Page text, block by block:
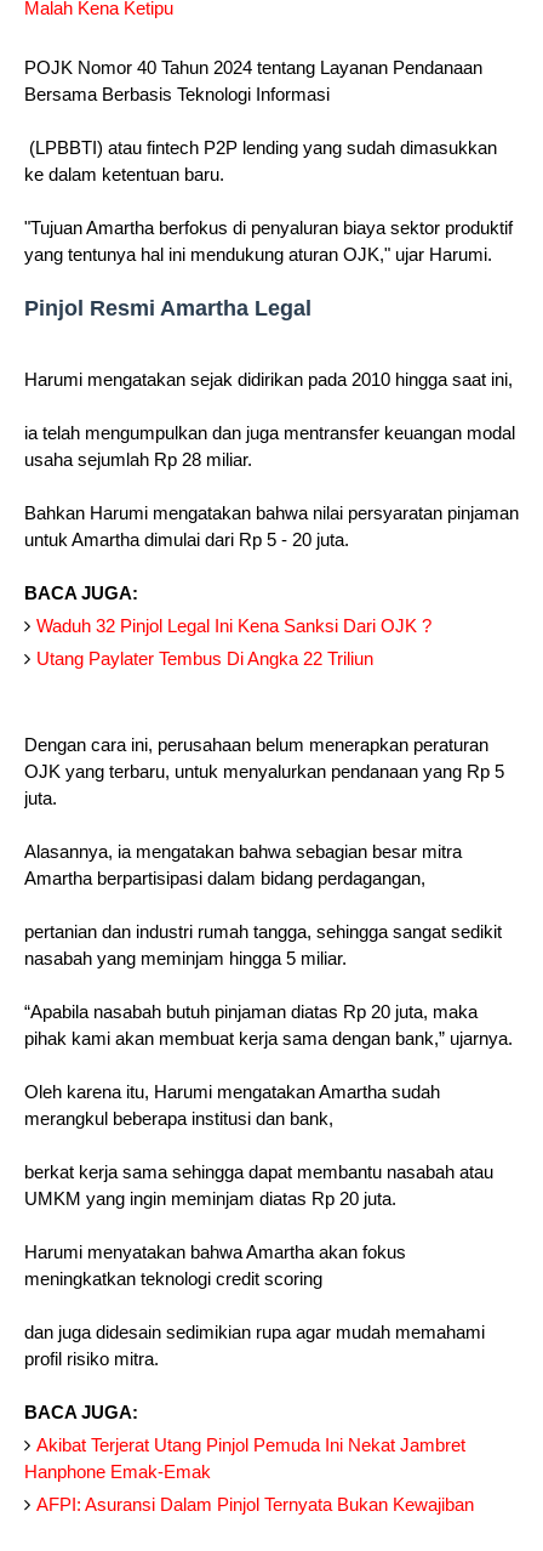
Malah Kena Ketipu
POJK Nomor 40 Tahun 2024 tentang Layanan Pendanaan
Bersama Berbasis Teknologi Informasi
(LPBBTI) atau fintech P2P lending yang sudah dimasukkan
ke dalam ketentuan baru.
"Tujuan Amartha berfokus di penyaluran biaya sektor produktif
yang tentunya hal ini mendukung aturan OJK," ujar Harumi.
Pinjol Resmi Amartha Legal
Harumi mengatakan sejak didirikan pada 2010 hingga saat ini,
ia telah mengumpulkan dan juga mentransfer keuangan modal
usaha sejumlah Rp 28 miliar.
Bahkan Harumi mengatakan bahwa nilai persyaratan pinjaman
untuk Amartha dimulai dari Rp 5 - 20 juta.
BACA JUGA:
Waduh 32 Pinjol Legal Ini Kena Sanksi Dari OJK ?
Utang Paylater Tembus Di Angka 22 Triliun
Dengan cara ini, perusahaan belum menerapkan peraturan
OJK yang terbaru, untuk menyalurkan pendanaan yang Rp 5
juta.
Alasannya, ia mengatakan bahwa sebagian besar mitra
Amartha berpartisipasi dalam bidang perdagangan,
pertanian dan industri rumah tangga, sehingga sangat sedikit
nasabah yang meminjam hingga 5 miliar.
“Apabila nasabah butuh pinjaman diatas Rp 20 juta, maka
pihak kami akan membuat kerja sama dengan bank,” ujarnya.
Oleh karena itu, Harumi mengatakan Amartha sudah
merangkul beberapa institusi dan bank,
berkat kerja sama sehingga dapat membantu nasabah atau
UMKM yang ingin meminjam diatas Rp 20 juta.
Harumi menyatakan bahwa Amartha akan fokus
meningkatkan teknologi credit scoring
dan juga didesain sedimikian rupa agar mudah memahami
profil risiko mitra.
BACA JUGA:
Akibat Terjerat Utang Pinjol Pemuda Ini Nekat Jambret
Hanphone Emak-Emak
AFPI: Asuransi Dalam Pinjol Ternyata Bukan Kewajiban